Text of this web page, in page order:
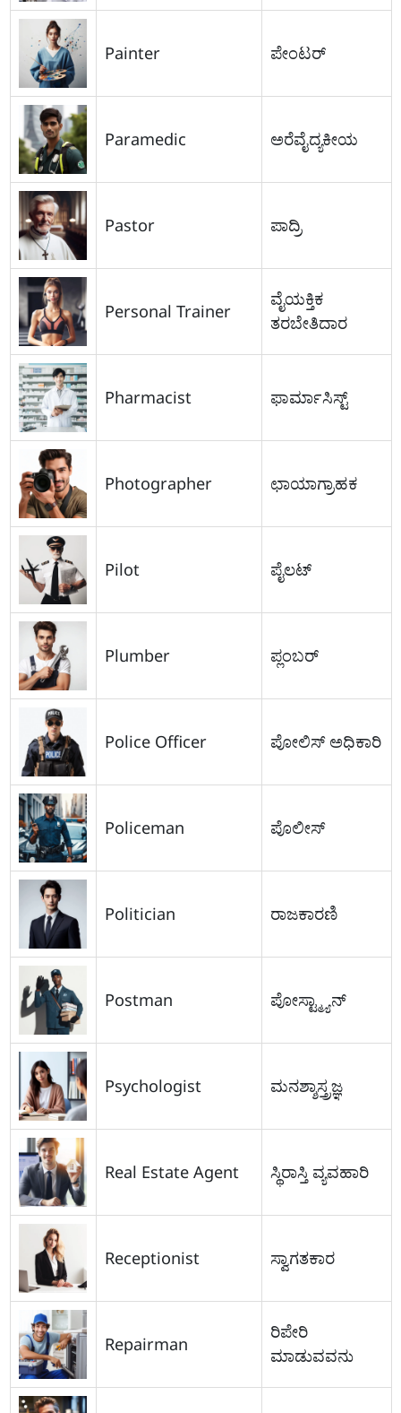
Painter ಪೇಂಟರ್
Paramedic ಅರೆವೈದ್ಯಕೀಯ
Pastor ಪಾದ್ರಿ
Personal Trainer
ವೈಯಕ್ತಿಕ
ತರಬೇತಿದಾರ
Pharmacist ಫಾರ್ಮಾಸಿಸ್ಟ್
Photographer ಛಾಯಾಗ್ರಾಹಕ
Pilot ಪೈಲಟ್
Plumber ಪ್ಲಂಬರ್
Police Officer ಪೋಲಿಸ್ ಅಧಿಕಾರಿ
Policeman ಪೊಲೀಸ್
Politician ರಾಜಕಾರಣಿ
Postman ಪೋಸ್ಟ್ಮ್ಯಾನ್
Psychologist ಮನಶ್ಶಾಸ್ತ್ರಜ್ಞ
Real Estate Agent ಸ್ಥಿರಾಸ್ತಿ ವ್ಯವಹಾರಿ
Receptionist ಸ್ವಾಗತಕಾರ
Repairman
ರಿಪೇರಿ
ಮಾಡುವವನು